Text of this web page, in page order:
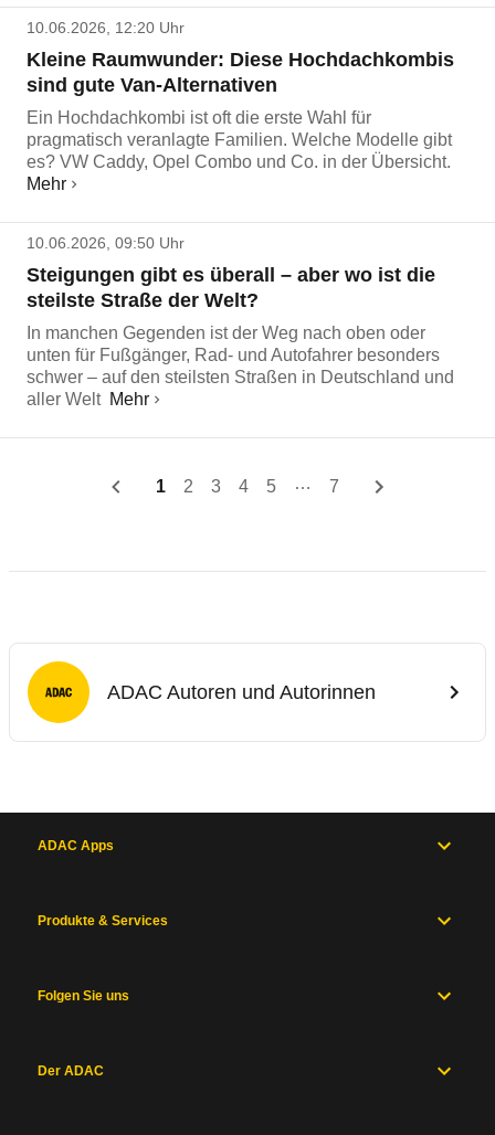
10.06.2026, 12:20 Uhr
Kleine Raumwunder: Diese Hochdachkombis
sind gute Van-Alternativen
Ein Hochdachkombi ist oft die erste Wahl für
pragmatisch veranlagte Familien. Welche Modelle gibt
es? VW Caddy, Opel Combo und Co. in der Übersicht.
Mehr
10.06.2026, 09:50 Uhr
Steigungen gibt es überall – aber wo ist die
steilste Straße der Welt?
In manchen Gegenden ist der Weg nach oben oder
unten für Fußgänger, Rad- und Autofahrer besonders
schwer – auf den steilsten Straßen in Deutschland und
aller Welt Mehr
1 2 3 4 5 … 7
ADAC Autoren und Autorinnen
ADAC Apps
Produkte & Services
Folgen Sie uns
Der ADAC